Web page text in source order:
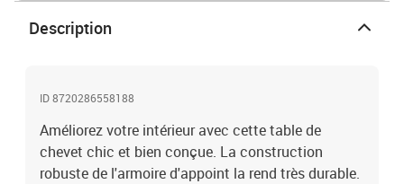
Description
ID 8720286558188
Améliorez votre intérieur avec cette table de
chevet chic et bien conçue. La construction
robuste de l'armoire d'appoint la rend très durable.